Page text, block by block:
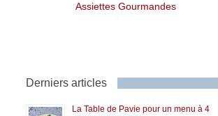
Assiettes Gourmandes
Derniers articles
La Table de Pavie pour un menu à 4